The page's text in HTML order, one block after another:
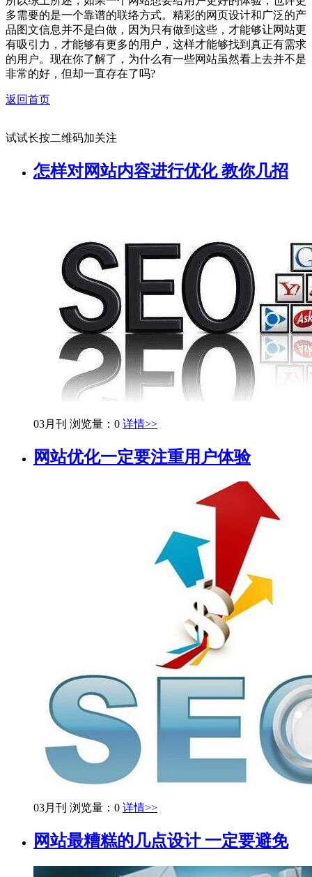
多需要的是一个靠谱的联络方式。精彩的网页设计和广泛的产
品图文信息并不是白做，因为只有做到这些，才能够让网站更
有吸引力，才能够有更多的用户，这样才能够找到真正有需求
的用户。现在你了解了，为什么有一些网站虽然看上去并不是
非常的好，但却一直存在了吗?
返回首页
试试长按二维码加关注
怎样对网站内容进行优化 教你几招
03月刊 浏览量：0 详情>>
网站优化一定要注重用户体验
03月刊 浏览量：0 详情>>
网站最糟糕的几点设计 一定要避免